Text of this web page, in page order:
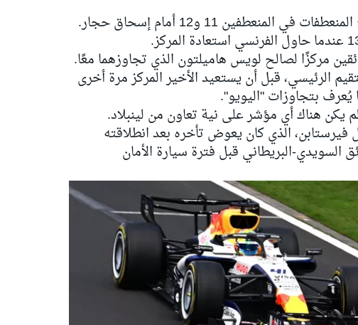
في المنعطفين 11 و12 أمام إسحاق حجار.
مركزًا لصالح لويس هاميلتون الذي تجاوزهما معًا.
الرئيسي، قبل أن يستعيد الأخير المركز مرة أخرى
بتجاوزات "اليويو".
يكن هناك أي مؤشر على نية تعاون من لينبلاد.
الذي كان يعوض تأخره بعد انطلاقته
السويدي-البريطاني قبل فترة سيارة الأمان